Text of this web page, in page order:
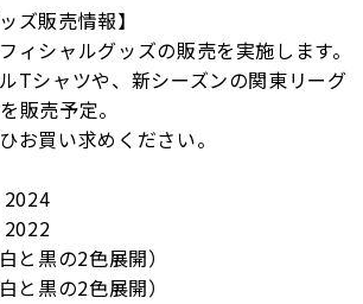
ズ販売情報】
ィシャルグッズの販売を実施します。
Tシャツや、新シーズンの関東リーグ
販売予定。
お買い求めください。
2024
2022
と黒の2色展開）
と黒の2色展開）